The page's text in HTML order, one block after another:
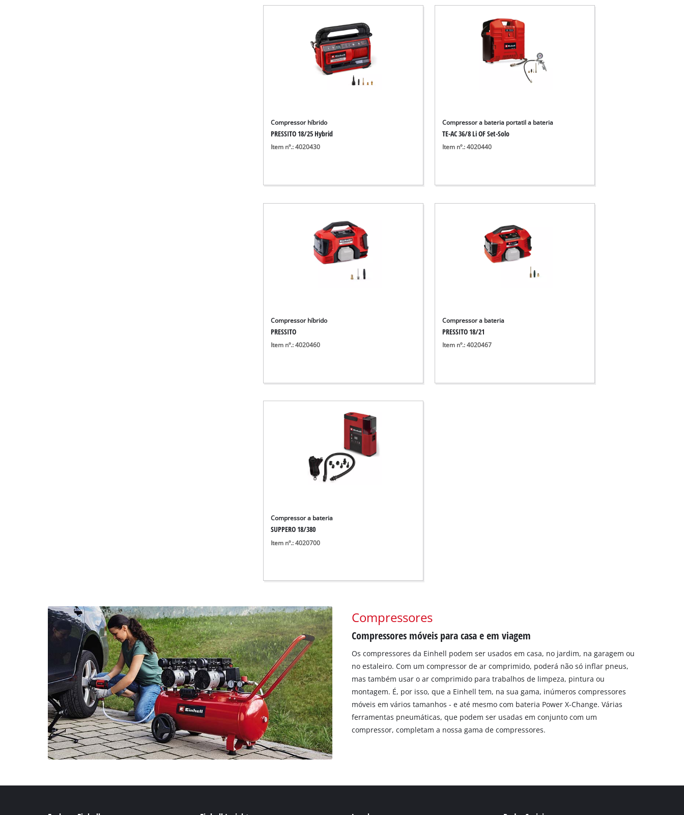
Compressor híbrido
PRESSITO 18/25 Hybrid
Item nº.: 4020430
Compressor a bateria portatil a bateria
TE-AC 36/8 Li OF Set-Solo
Item nº.: 4020440
Compressor híbrido
PRESSITO
Item nº.: 4020460
Compressor a bateria
PRESSITO 18/21
Item nº.: 4020467
Compressor a bateria
SUPPERO 18/380
Item nº.: 4020700
Compressores
Compressores móveis para casa e em viagem
Os compressores da Einhell podem ser usados em casa, no jardim, na garagem ou
no estaleiro. Com um compressor de ar comprimido, poderá não só inflar pneus,
mas também usar o ar comprimido para trabalhos de limpeza, pintura ou
montagem. É, por isso, que a Einhell tem, na sua gama, inúmeros compressores
móveis em vários tamanhos - e até mesmo com bateria Power X-Change. Várias
ferramentas pneumáticas, que podem ser usadas em conjunto com um
compressor, completam a nossa gama de compressores.